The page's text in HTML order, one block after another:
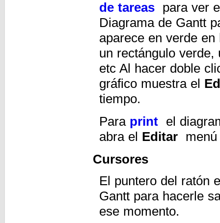
de tareas para ver
Diagrama de Gantt
aparece en verde
un rectángulo
etc Al hacer doble
gráfico muestra el
tiempo.
Para print el
abra el Editar
Cursores
El puntero del ratón
Gantt para hacerle
ese momento.